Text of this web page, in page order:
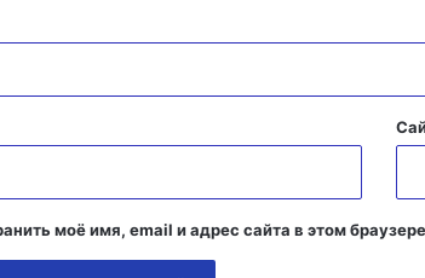
моё имя, email и адрес сайта в этом